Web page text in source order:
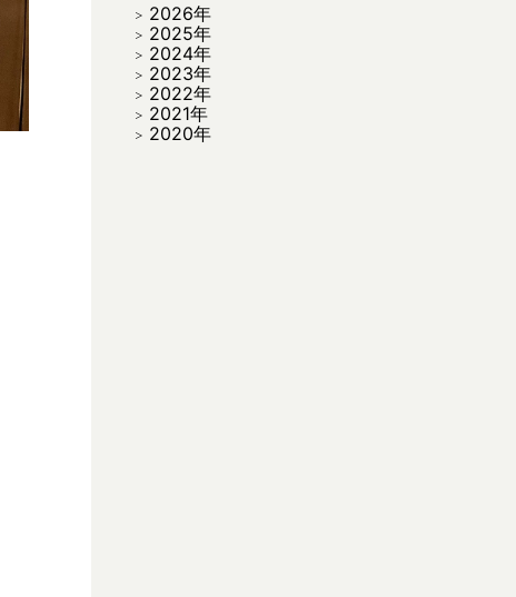
2026年
2025年
2024年
2023年
2022年
2021年
2020年